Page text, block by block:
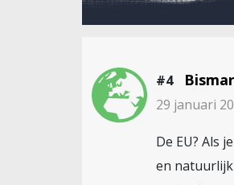
#4
29 januari
De EU? Als
en natuurlijk